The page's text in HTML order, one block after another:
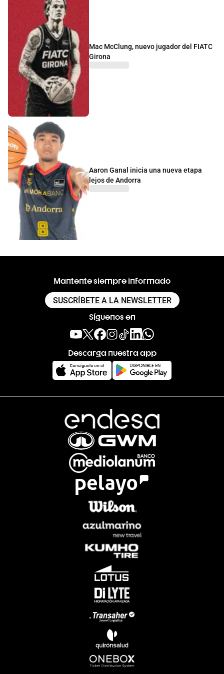
Mac McClung, nuevo jugador del FIATC
Girona
Aaron Ganal inicia una nueva etapa
lejos de Andorra
Mantente siempre informado
SUSCRÍBETE A LA NEWSLETTER
Síguenos en
Descarga nuestra app